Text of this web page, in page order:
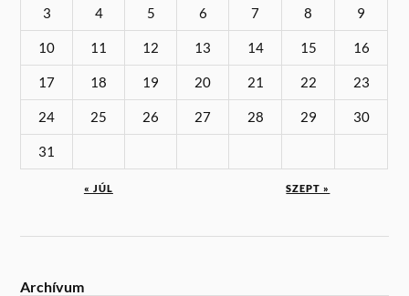
3 4 5 6 7 8 9
10 11 12 13 14 15 16
17 18 19 20 21 22 23
24 25 26 27 28 29 30
31
« JÚL SZEPT »
Archívum